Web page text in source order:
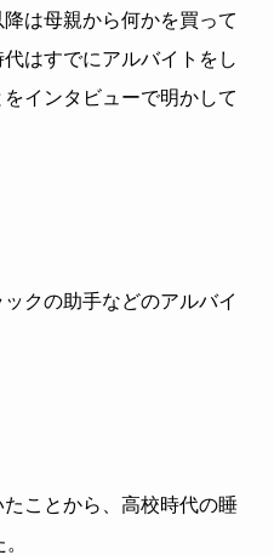
は母親から何かを買って
はすでにアルバイトをし
インタビューで明かして
クの助手などのアルバイ
ことから、高校時代の睡